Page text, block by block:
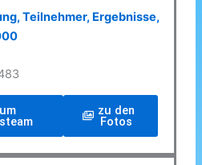
Teilnehmer, Ergebnisse,
zu den
Fotos